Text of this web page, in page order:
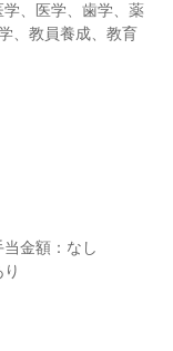
、医学、歯学、薬
、教員養成、教育
金額：なし